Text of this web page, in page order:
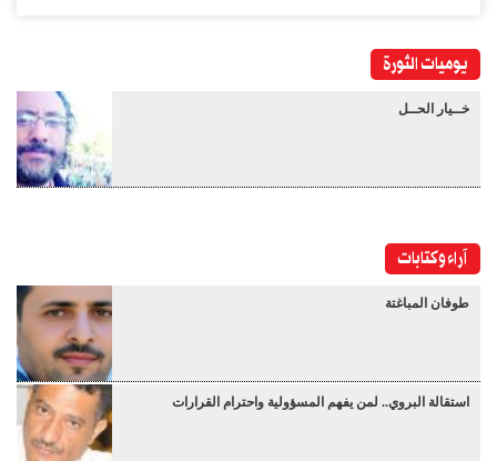
يوميات الثورة
خــيار الحــل
آراء وكتابات
طوفان المباغتة
استقالة البروي.. لمن يفهم المسؤولية واحترام القرارات